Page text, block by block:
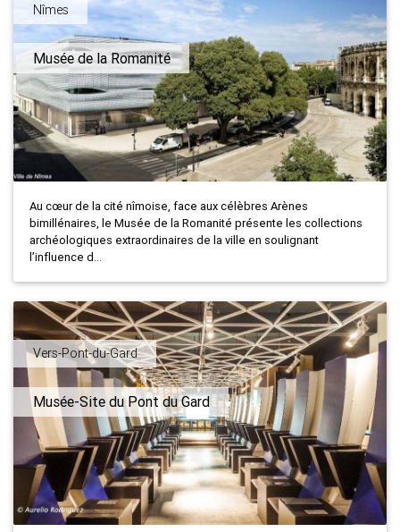
Nîmes
Musée de la Romanité
Au cœur de la cité nîmoise, face aux célèbres Arènes
bimillénaires, le Musée de la Romanité présente les collections
archéologiques extraordinaires de la ville en soulignant
l’influence d...
Vers-Pont-du-Gard
Musée-Site du Pont du Gard